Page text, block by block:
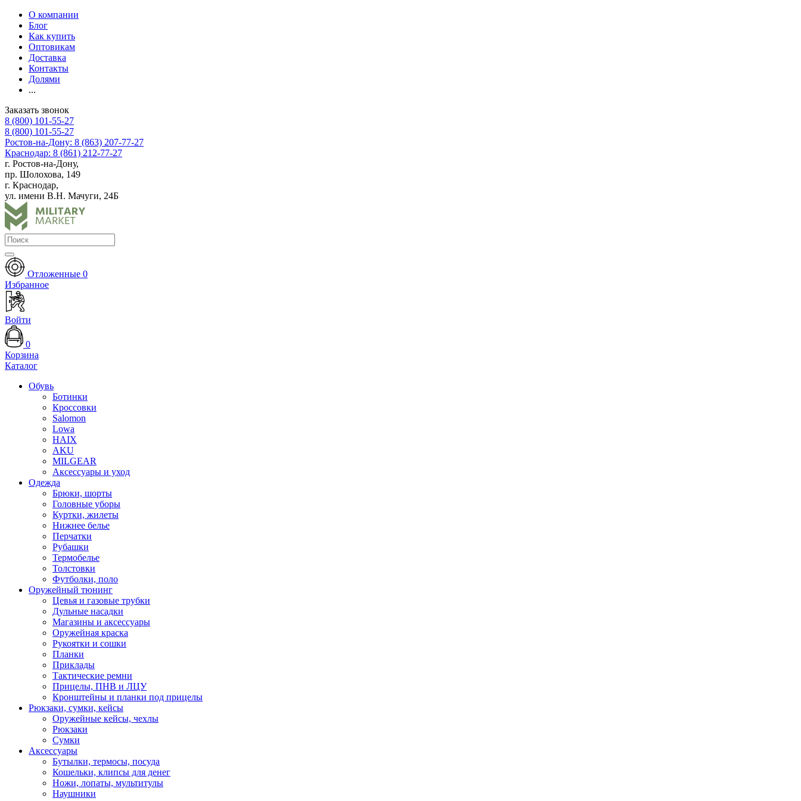
О компании
Блог
Как купить
Оптовикам
Доставка
Контакты
Долями
...
Заказать звонок
8 (800) 101-55-27
8 (800) 101-55-27
Ростов-на-Дону: 8 (863) 207-77-27
Краснодар: 8 (861) 212-77-27
г. Ростов-на-Дону,
пр. Шолохова, 149
г. Краснодар,
ул. имени В.Н. Мачуги, 24Б
Отложенные 0
Избранное
Войти
0
Корзина
Каталог
Обувь
Ботинки
Кроссовки
Salomon
Lowa
HAIX
AKU
MILGEAR
Аксессуары и уход
Одежда
Брюки, шорты
Головные уборы
Куртки, жилеты
Нижнее белье
Перчатки
Рубашки
Термобелье
Толстовки
Футболки, поло
Оружейный тюнинг
Цевья и газовые трубки
Дульные насадки
Магазины и аксессуары
Оружейная краска
Рукоятки и сошки
Планки
Приклады
Тактические ремни
Прицелы, ПНВ и ЛЦУ
Кронштейны и планки под прицелы
Рюкзаки, сумки, кейсы
Оружейные кейсы, чехлы
Рюкзаки
Сумки
Аксессуары
Бутылки, термосы, посуда
Кошельки, клипсы для денег
Ножи, лопаты, мультитулы
Наушники